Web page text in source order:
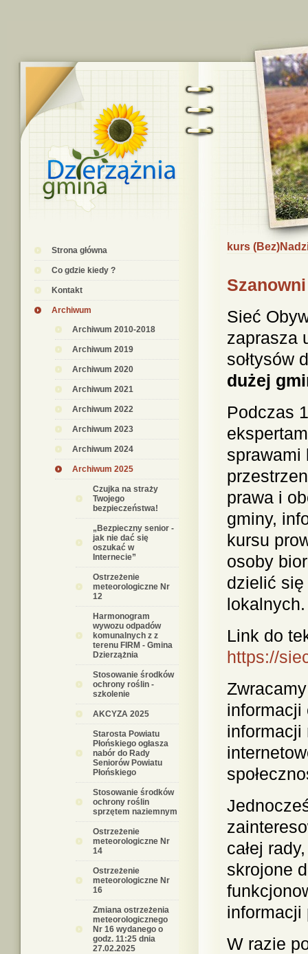
Strona główna
Co gdzie kiedy ?
Kontakt
Archiwum
Archiwum 2010-2018
Archiwum 2019
Archiwum 2020
Archiwum 2021
Archiwum 2022
Archiwum 2023
Archiwum 2024
Archiwum 2025
Czujka na straży
Twojego
bezpieczeństwa!
„Bezpieczny senior -
jak nie dać się
oszukać w
Internecie”
Ostrzeżenie
meteorologiczne Nr
12
Harmonogram
wywozu odpadów
komunalnych z z
terenu FIRM - Gmina
Dzierzążnia
Stosowanie środków
ochrony roślin -
szkolenie
AKCYZA 2025
Starosta Powiatu
Płońskiego ogłasza
nabór do Rady
Seniorów Powiatu
Płońskiego
Stosowanie środków
ochrony roślin
sprzętem naziemnym
Ostrzeżenie
meteorologiczne Nr
14
Ostrzeżenie
meteorologiczne Nr
16
Zmiana ostrzeżenia
meteorologicznego
Nr 16 wydanego o
godz. 11:25 dnia
27.02.2025
kurs
Sieć
zaprasza
sołtysów
dużej
Podczas
sprawami
prawa i
gminy,
kursu
osoby
dzielić się
lokalnych.
Link do
https://
informacji
informacji
całej
skrojone
informacji
W razie